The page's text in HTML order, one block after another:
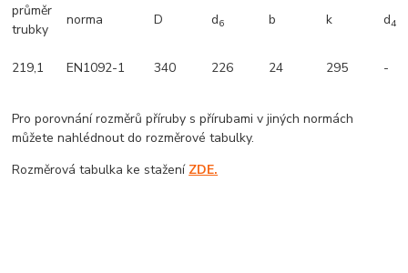
průměr
trubky
norma D d6 b k d4
219,1 EN1092-1 340 226 24 295 -
Pro porovnání rozměrů příruby s přírubami v jiných normách
můžete nahlédnout do rozměrové tabulky.
Rozměrová tabulka ke stažení ZDE.